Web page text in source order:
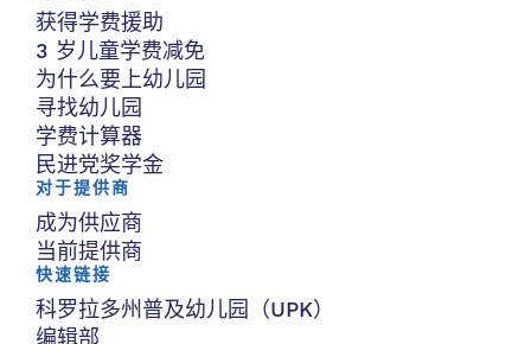
获得学费援助
3 岁儿童学费减免
为什么要上幼儿园
寻找幼儿园
学费计算器
民进党奖学金
对于提供商
成为供应商
当前提供商
快速链接
科罗拉多州普及幼儿园（UPK）
编辑部